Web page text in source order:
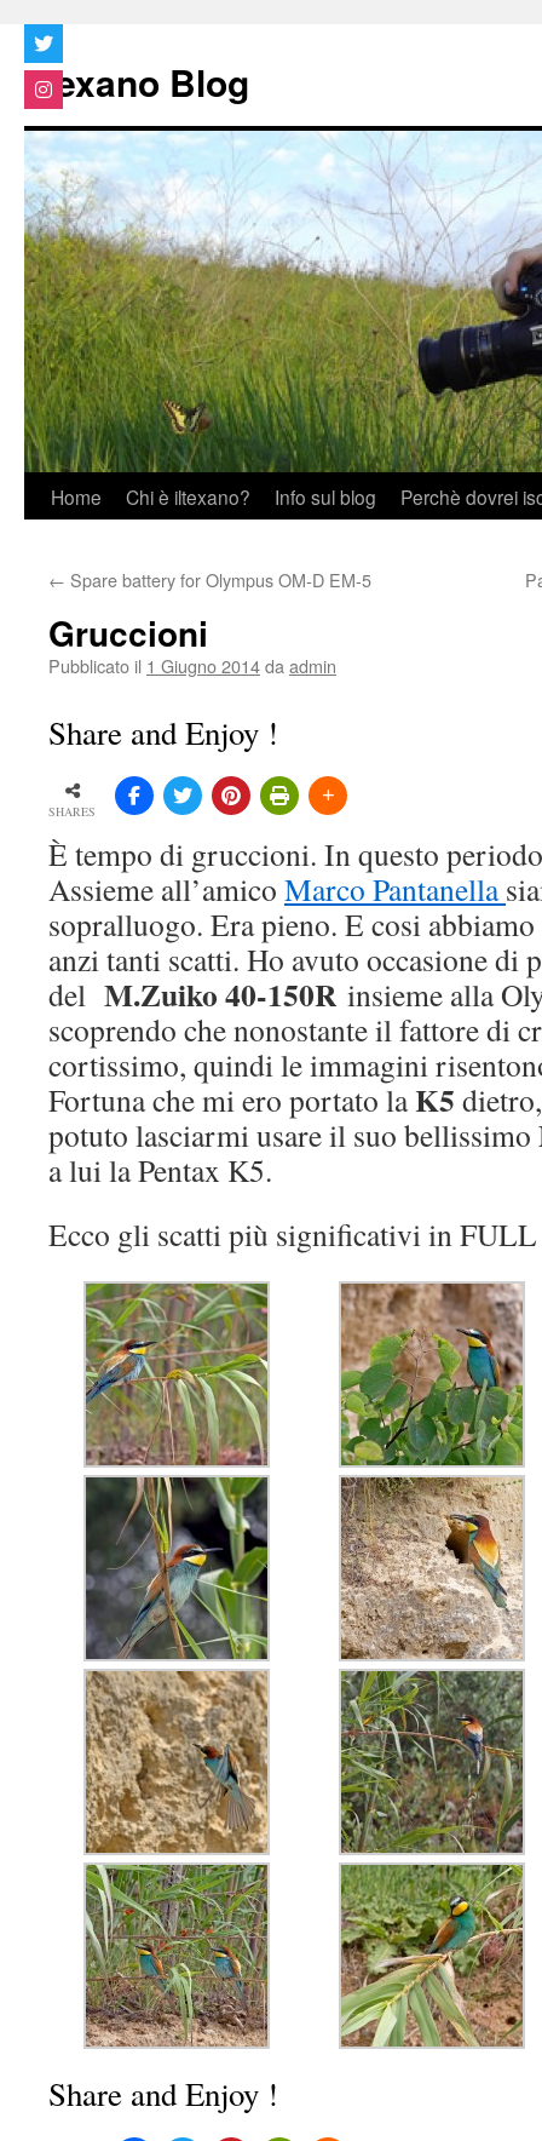
Vai
contenuto
Iltexano Blog
Home Chi è iltexano? Info sul blog Perchè dovrei
← Spare battery for Olympus OM-D EM-5
Gruccioni
Pubblicato il 1 Giugno 2014da admin
Share and Enjoy !
SHARES
È tempo di gruccioni. In questo
Assieme all’amico Marco Pantanella
sopralluogo. Era pieno. E cosi
anzi tanti scatti. Ho avuto occasione di
del M.Zuiko 40-150R insieme alla
scoprendo che nonostante il fattore di
cortissimo, quindi le immagini
Fortuna che mi ero portato laK5
potuto lasciarmi usare il suo bellissimo
a lui la Pentax K5.
Ecco gli scatti più significativi in
Share and Enjoy !